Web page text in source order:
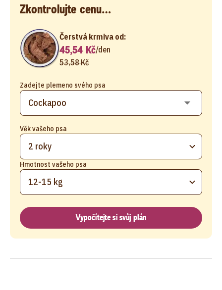
Zkontrolujte cenu…
Zadejte plemeno svého psa
Věk vašeho psa
2 roky
Hmotnost vašeho psa
12-15 kg
Čerstvá krmiva od:
45,54 Kč/den
53,58 Kč
Vypočítejte si svůj plán